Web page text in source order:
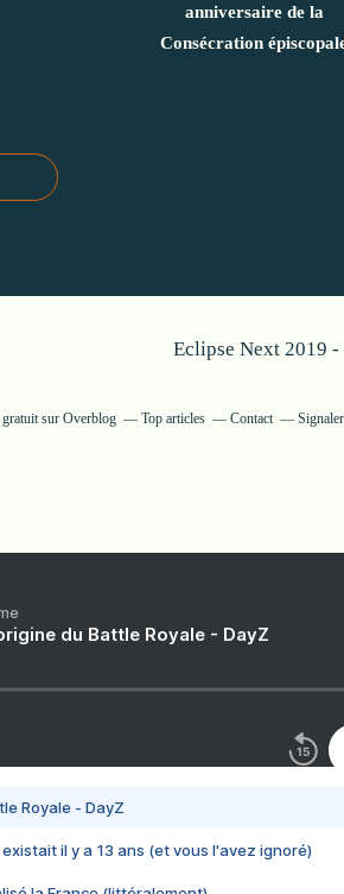
anniversaire de la
Consécration
Eclipse Next 2019
sur Overblog Top articles Contact
du Battle Royale - DayZ
Royale - DayZ
il y a 13 ans (et vous l'avez ignoré)